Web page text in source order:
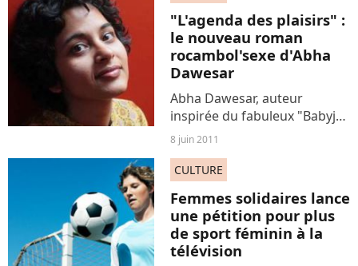
"L'agenda des plaisirs" :
le nouveau roman
rocambol'sexe d'Abha
Dawesar
Abha Dawesar, auteur
inspirée du fabuleux "Babyjy"
(n'ayons pas peur des mots :
du fantastique !) et du tout
aussi bon que "Dernier été à
Paris" ou "L'Inde en
héritage", édite son...
8 juin 2011
CULTURE
Femmes solidaires lance
une pétition pour plus
de sport féminin à la
télévision